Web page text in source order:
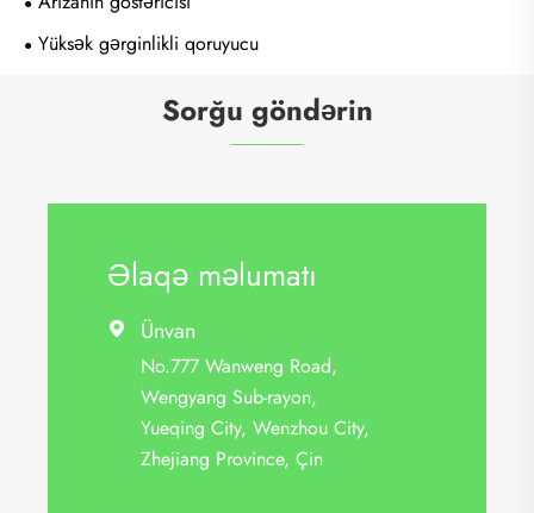
Yüksək gərginlikli qoruyucu
Sorğu göndərin
Əlaqə məlumatı
 Ünvan
No.777 Wanweng Road,
Wengyang Sub-rayon,
Yueqing City, Wenzhou City,
Zhejiang Province, Çin